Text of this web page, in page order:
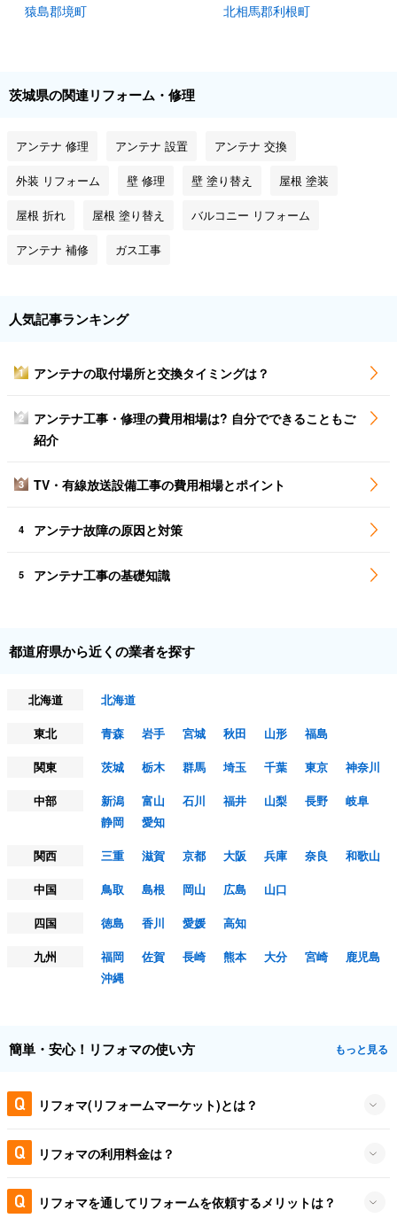
猿島郡境町 北相馬郡利根町
茨城県の関連リフォーム・修理
アンテナ 修理 アンテナ 設置 アンテナ 交換
外装 リフォーム 壁 修理 壁 塗り替え 屋根 塗装
屋根 折れ 屋根 塗り替え バルコニー リフォーム
アンテナ 補修 ガス工事
人気記事ランキング
1 アンテナの取付場所と交換タイミングは？
2
アンテナ工事・修理の費用相場は? 自分でできることもご
紹介
3 TV・有線放送設備工事の費用相場とポイント
4 アンテナ故障の原因と対策
5 アンテナ工事の基礎知識
都道府県から近くの業者を探す
北海道
北海道
東北
青森 岩手 宮城 秋田 山形
福島
関東
茨城 栃木 群馬 埼玉 千葉 東京
神奈川
中部
新潟 富山 石川 福井 山梨 長野
岐阜
静岡
愛知
関西
三重 滋賀 京都 大阪 兵庫 奈良
和歌山
中国
鳥取 島根 岡山 広島
山口
四国
徳島 香川 愛媛
高知
九州
福岡 佐賀 長崎 熊本 大分 宮崎
鹿児島
沖縄
簡単・安心！リフォマの使い方 もっと見る
リフォマ(リフォームマーケット)とは？
リフォマの利用料金は？
リフォマを通してリフォームを依頼するメリットは？